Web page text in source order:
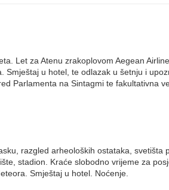
Let za Atenu zrakoplovom Aegean
u hotel, te odlazak u šetnju i
Parlamenta na Sintagmi te fakultativna
razgled arheoloških ostataka, svetišta
stadion. Kraće slobodno vrijeme za
Smještaj u hotel. Noćenje.